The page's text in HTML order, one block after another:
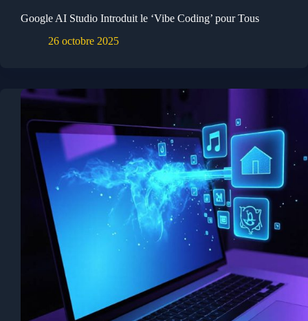
Google AI Studio Introduit le ‘Vibe Coding’ pour Tous
26 octobre 2025